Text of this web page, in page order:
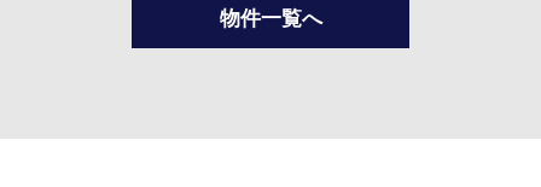
物件一覧へ